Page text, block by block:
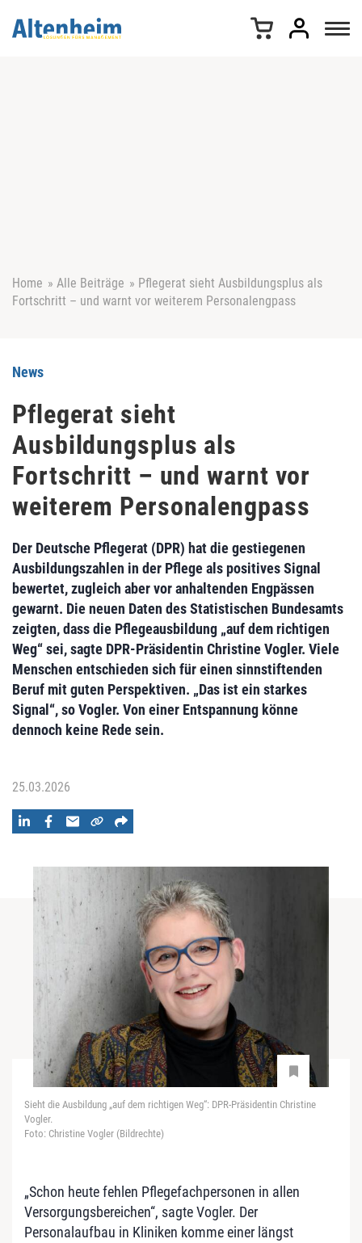
Home » Alle Beiträge » Pflegerat sieht Ausbildungsplus als
Fortschritt – und warnt vor weiterem Personalengpass
News
Pflegerat sieht
Ausbildungsplus als
Fortschritt – und warnt vor
weiterem Personalengpass
Der Deutsche Pflegerat (DPR) hat die gestiegenen
Ausbildungszahlen in der Pflege als positives Signal
bewertet, zugleich aber vor anhaltenden Engpässen
gewarnt. Die neuen Daten des Statistischen Bundesamts
zeigten, dass die Pflegeausbildung „auf dem richtigen
Weg“ sei, sagte DPR‑Präsidentin Christine Vogler. Viele
Menschen entschieden sich für einen sinnstiftenden
Beruf mit guten Perspektiven. „Das ist ein starkes
Signal“, so Vogler. Von einer Entspannung könne
dennoch keine Rede sein.
25.03.2026
Sieht die Ausbildung „auf dem richtigen Weg“: DPR‑Präsidentin Christine
Vogler.
Foto: Christine Vogler (Bildrechte)
„Schon heute fehlen Pflegefachpersonen in allen
Versorgungsbereichen“, sagte Vogler. Der
Personalaufbau in Kliniken komme einer längst